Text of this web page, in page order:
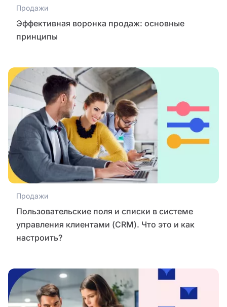
Продажи
Эффективная воронка продаж: основные
принципы
Продажи
Пользовательские поля и списки в системе
управления клиентами (CRM). Что это и как
настроить?